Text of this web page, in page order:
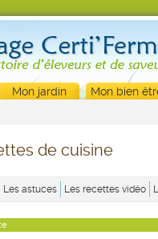
Mon jardin Mon bien
de cuisine
Les astuces Les recettes vidéo